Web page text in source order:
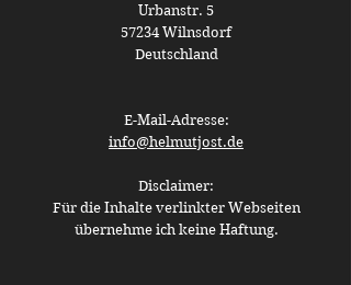
Urbanstr. 5
57234 Wilnsdorf
Deutschland
E-Mail-Adresse:
info@helmutjost.de
Disclaimer:
Für die Inhalte verlinkter Webseiten
übernehme ich keine Haftung.